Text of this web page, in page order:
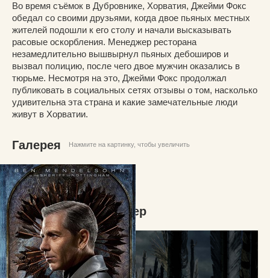
Во время съёмок в Дубровнике, Хорватия, Джейми Фокс
обедал со своими друзьями, когда двое пьяных местных
жителей подошли к его столу и начали высказывать
расовые оскорбления. Менеджер ресторана
незамедлительно вышвырнул пьяных дебоширов и
вызвал полицию, после чего двое мужчин оказались в
тюрьме. Несмотря на это, Джейми Фокс продолжал
публиковать в социальных сетях отзывы о том, насколько
удивительна эта страна и какие замечательные люди
живут в Хорватии.
Галерея Нажмите на картинку, чтобы увеличить
Превосходный постер